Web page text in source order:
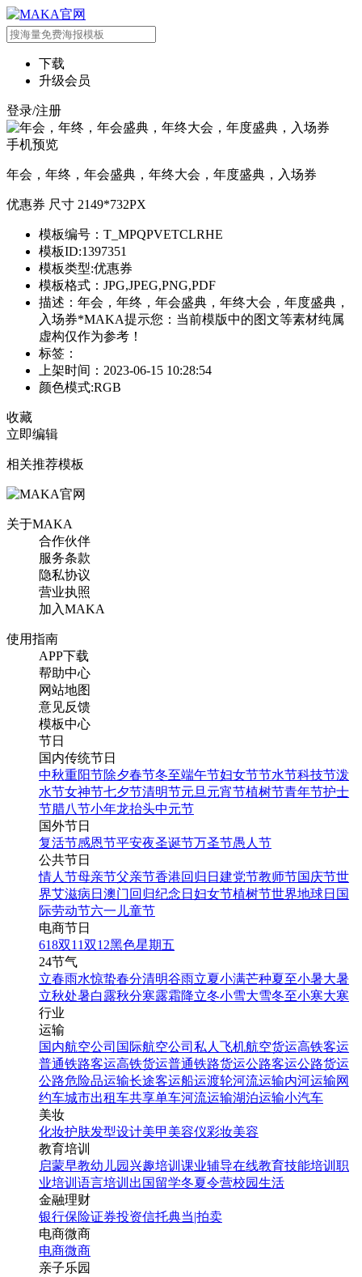
下载
升级会员
登录/注册
手机预览
年会，年终，年会盛典，年终大会，年度盛典，入场券
优惠券 尺寸 2149*732PX
模板编号：T_MPQPVETCLRHE
模板ID:1397351
模板类型:优惠券
模板格式：JPG,JPEG,PNG,PDF
描述：年会，年终，年会盛典，年终大会，年度盛典，
入场券*MAKA提示您：当前模版中的图文等素材纯属
虚构仅作为参考！
标签：
上架时间：2023-06-15 10:28:54
颜色模式:RGB
收藏
立即编辑
相关推荐模板
关于MAKA
合作伙伴
服务条款
隐私协议
营业执照
加入MAKA
使用指南
APP下载
帮助中心
网站地图
意见反馈
模板中心
节日
国内传统节日
中秋重阳节除夕春节冬至端午节妇女节节水节科技节泼
水节女神节七夕节清明节元旦 元宵节植树节青年节护士
节腊八节小年龙抬头中元节
国外节日
复活节感恩节平安夜圣诞节万圣节愚人节
公共节日
情人节母亲节父亲节香港回归日 建党节教师节国庆节世
界艾滋病日 澳门回归纪念日 妇女节植树节世界地球日 国
际劳动节六一儿童节
电商节日
618双11双12黑色星期五
24节气
立春雨水惊蛰春分清明谷雨立夏小满芒种夏至小暑大暑
立秋处暑白露秋分寒露霜降立冬小雪大雪冬至小寒大寒
行业
运输
国内航空公司 国际航空公司 私人飞机航空货运高铁客运
普通铁路客运高铁货运普通铁路货运公路客运公路货运
公路危险品运输长途客运船运渡轮河流运输内河运输网
约车城市出租车共享单车河流运输湖泊运输小汽车
美妆
化妆护肤发型设计美甲 美容仪彩妆美容
教育培训
启蒙早教幼儿园 兴趣培训 课业辅导在线教育技能培训 职
业培训 语言培训 出国留学冬夏令营校园生活
金融理财
银行保险证券投资信托典当|拍卖
电商微商
电商微商
亲子乐园